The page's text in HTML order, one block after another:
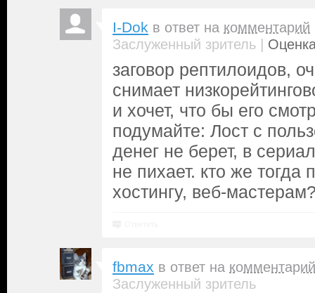
I-Dok в ответ на комментарий
Заслуженный зритель |
заговор рептилоидов,
снимает
и хочет, что бы его
подумайте: Лост с
денег не берет, в
не пихает. кто же тогда
хостингу, веб-
fbmax в ответ на комментарий
Заслуженный зритель